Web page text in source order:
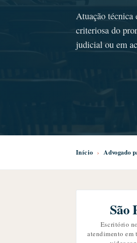
Atuação técnica
criteriosa do
judicial ou em
Início › Advogado
São
Escritório
atendimento